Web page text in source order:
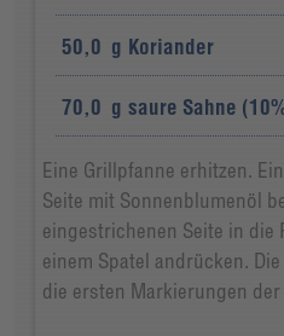
50,0 g Koriander
70,0 g saure Sahne
Eine Grillpfanne erhitzen.
Seite mit Sonnenblumenöl
eingestrichenen Seite in die
einem Spatel andrücken.
die ersten Markierungen